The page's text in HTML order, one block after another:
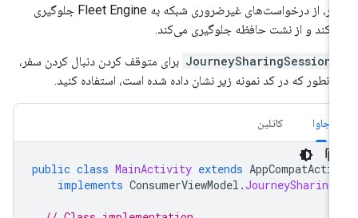
سفر، از درخواست‌های غیرضروری شبکه به Fleet Engine جلوگیری
و از نشت حافظه جلوگیری می‌کند.
JourneySharingSession برای متوقف کردن دنبال کردن سفر،
که در کد نمونه زیر نشان داده شده است، استفاده کنید.
کاتلین
public class MainActivity extends
implements ConsumerViewModel.